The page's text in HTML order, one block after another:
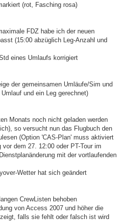
(rot, Fasching rosa)
FDZ habe ich der neuen
(15:00 abzüglich Leg-Anzahl und
eines Umlaufs korrigiert
der gemeinsamen Umläufe/Sim und
und ein Leg gerechnet)
Monats noch nicht geladen werden
so versucht nun das Flugbuch den
(Option 'CAS-Plan' muss aktiviert
dem 27. 12:00 oder PT-Tour im
mit der vortlaufenden
Wetter hat sich geändert
CrewListen behoben
von Access 2007 und höher die
falls sie fehlt oder falsch ist wird